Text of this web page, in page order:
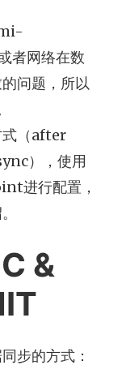
者网络在数
问题，所以
式（after
），使用
进行配置，
&
步的方式：